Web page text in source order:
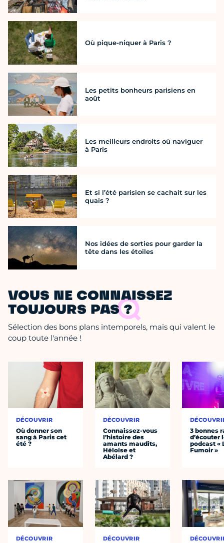
Où pique-niquer à Paris ?
Les petits bonheurs parisiens en
août
Les meilleurs endroits où naviguer
à Paris
Et si l’été parisien se cachait sur les
quais ?
Nos idées de sorties pour garder la
tête dans les étoiles
VOUS NE CONNAISSEZ
TOUJOURS PAS ?
Sélection des bons plans intemporels, mais qui valent le
coup toute l'année !
DÉCOUVRIR
Où donner son
sang à Paris cet
été ?
DÉCOUVRIR
DÉCOUVRIR
Connaissez-vous
l’histoire des
amants maudits,
Héloïse et
Abélard ?
DÉCOUVRIR
3 bonnes
d’écouter
podcast «
Fumoir »